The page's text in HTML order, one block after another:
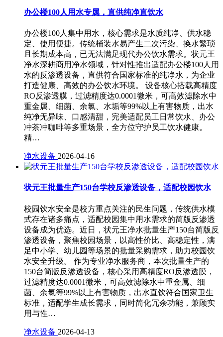
办公楼100人用水专属，直供纯净直饮水
办公楼100人集中用水，核心需求是水质纯净、供水稳
定、使用便捷。传统桶装水易产生二次污染、换水繁琐
且长期成本高，已无法满足现代办公饮水需求。状元王
净水深耕商用净水领域，针对性推出适配办公楼100人用
水的反渗透设备，直供符合国家标准的纯净水，为企业
打造健康、高效的办公饮水环境。 设备核心搭载高精度
RO反渗透膜，过滤精度达0.0001微米，可高效滤除水中
重金属、细菌、余氯、水垢等99%以上有害物质，出水
纯净无异味、口感清甜，完美适配员工日常饮水、办公
冲茶冲咖啡等多重场景，全方位守护员工饮水健康。
精…
净水设备 2026-04-16
状元王批量生产150台学校反渗透设备，适配校园饮水
校园饮水安全是校方重点关注的民生问题，传统供水模
式存在诸多痛点，适配校园集中用水需求的简版反渗透
设备成为优选。近日，状元王净水批量生产150台简版反
渗透设备，聚焦校园场景，以高性价比、高稳定性，满
足中小学、幼儿园等场景的批量采购需求，助力校园饮
水安全升级。 作为专业净水服务商，本次批量生产的
150台简版反渗透设备，核心采用高精度RO反渗透膜，
过滤精度达0.0001微米，可高效滤除水中重金属、细
菌、余氯等99%以上有害物质，出水直饮符合国家卫生
标准，适配学生成长需求，同时简化冗余功能，兼顾实
用与性…
净水设备 2026-04-13